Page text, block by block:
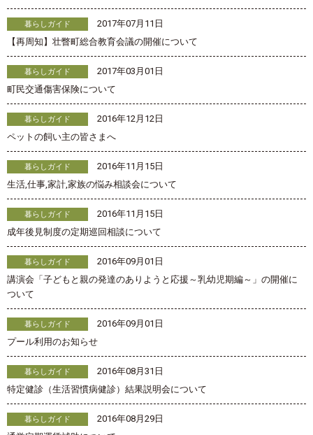
暮らしガイド
2017年07月11日
【再周知】壮瞥町総合教育会議の開催について
暮らしガイド
2017年03月01日
町民交通傷害保険について
暮らしガイド
2016年12月12日
ペットの飼い主の皆さまへ
暮らしガイド
2016年11月15日
生活,仕事,家計,家族の悩み相談会について
暮らしガイド
2016年11月15日
成年後見制度の定期巡回相談について
暮らしガイド
2016年09月01日
講演会「子どもと親の発達のありようと応援～乳幼児期編～」の開催に
ついて
暮らしガイド
2016年09月01日
プール利用のお知らせ
暮らしガイド
2016年08月31日
特定健診（生活習慣病健診）結果説明会について
暮らしガイド
2016年08月29日